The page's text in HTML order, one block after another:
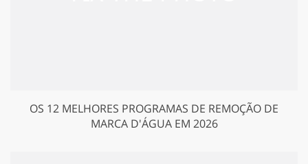
OS 12 MELHORES PROGRAMAS DE REMOÇÃO DE
MARCA D'ÁGUA EM 2026